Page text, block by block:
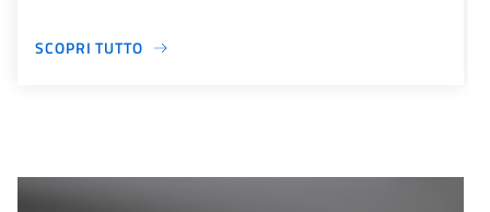
SCOPRI TUTTO